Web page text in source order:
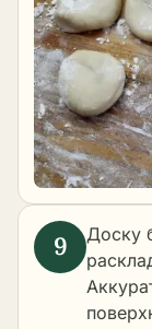
Доску